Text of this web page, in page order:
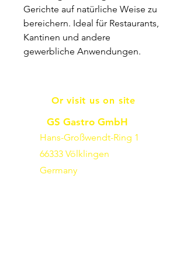
Gerichte auf natürliche Weise zu
bereichern. Ideal für Restaurants,
Kantinen und andere
gewerbliche Anwendungen.
Or visit us on site
GS Gastro GmbH
Hans-Großwendt-Ring 1
66333 Völklingen
Germany